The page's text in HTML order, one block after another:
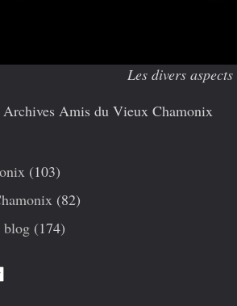
aspects de la
Amis du Vieux Chamonix
(103)
(82)
blog (174)